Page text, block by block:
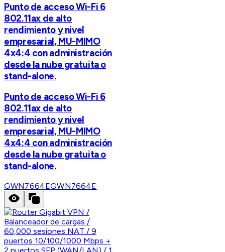
Punto de acceso Wi-Fi 6
802.11ax de alto
rendimiento y nivel
empresarial, MU-MIMO
4x4:4 con administración
desde la nube gratuita o
stand-alone.
Punto de acceso Wi-Fi 6
802.11ax de alto
rendimiento y nivel
empresarial, MU-MIMO
4x4:4 con administración
desde la nube gratuita o
stand-alone.
GWN7664EGWN7664E